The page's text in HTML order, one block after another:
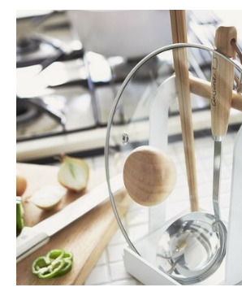
poids colis
2 kg
coloris
terracotta